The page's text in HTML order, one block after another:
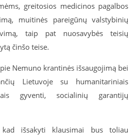
greitosios medicinos pagalbos
muitinės pareigūnų valstybinių
taip pat nuosavybės teisių
činšo teise.
Nemuno krantinės išsaugojimą bei
Lietuvoje su humanitariniais
gyventi, socialinių garantijų
kad išsakyti klausimai bus toliau